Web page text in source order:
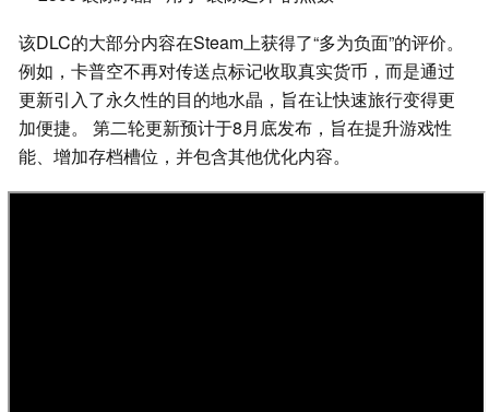
该DLC的大部分内容在Steam上获得了“多为负面”的评价。
例如，卡普空不再对传送点标记收取真实货币，而是通过
更新引入了永久性的目的地水晶，旨在让快速旅行变得更
加便捷。 第二轮更新预计于8月底发布，旨在提升游戏性
能、增加存档槽位，并包含其他优化内容。